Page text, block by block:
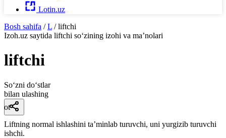
Lotin.uz
Bosh sahifa / L / liftchi
Izoh.uz saytida liftchi so‘zining izohi va ma’nolari
liftchi
So‘zni do‘stlar
bilan ulashing
ot
Liftning normal ishlashini taʼminlab turuvchi, uni yurgizib turuvchi
ishchi.